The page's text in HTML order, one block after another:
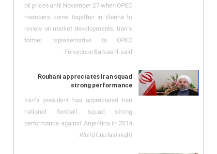
oil prices until November 27 when OPEC
members come together in Vienna to
review oil market developments, Iran’s
former representative to OPEC
Fereydoon Barkashli said.
Rouhani appreciates Iran squad
strong performance
Iran’s president has appreciated Iran
national football squad strong
performance against Argentina in 2014
World Cup last night.